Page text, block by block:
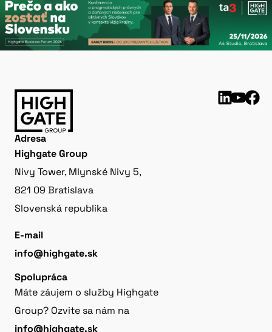
Adresa
Highgate Group
Nivy Tower, Mlynské Nivy 5,
821 09 Bratislava
Slovenská republika
E-mail
info@highgate.sk
Spolupráca
Máte záujem o služby Highgate
Group? Ozvite sa nám na
info@highgate.sk